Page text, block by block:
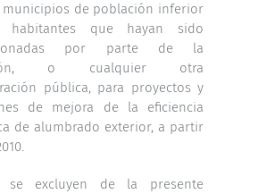
municipios de población inferior
habitantes que hayan sido
por parte de la
o cualquier otra
pública, para proyectos y
de mejora de la eficiencia
de alumbrado exterior, a partir
se excluyen de la presente